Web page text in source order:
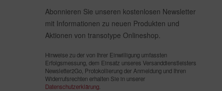
Abonnieren Sie unseren kostenlosen Newsletter
mit Informationen zu neuen Produkten und
Aktionen von transotype Onlineshop.
Hinweise zu der von Ihrer Einwilligung umfassten
Erfolgsmessung, dem Einsatz unseres Versanddienstleisters
Newsletter2Go, Protokollierung der Anmeldung und Ihren
Widerrufsrechten erhalten Sie in unserer
Datenschutzerklärung